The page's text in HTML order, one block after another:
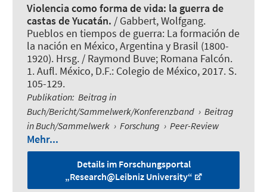
Violencia como forma de vida: la guerra de
castas de Yucatán. / Gabbert, Wolfgang.
Pueblos en tiempos de guerra: La formación de
la nación en México, Argentina y Brasil (1800-
1920). Hrsg. / Raymond Buve; Romana Falcón.
1. Aufl. México, D.F.: Colegio de México, 2017. S.
105-129.
Publikation: Beitrag in
Buch/Bericht/Sammelwerk/Konferenzband › Beitrag
in Buch/Sammelwerk › Forschung › Peer-Review
Mehr...
Details im Forschungsportal
„Research@Leibniz University“